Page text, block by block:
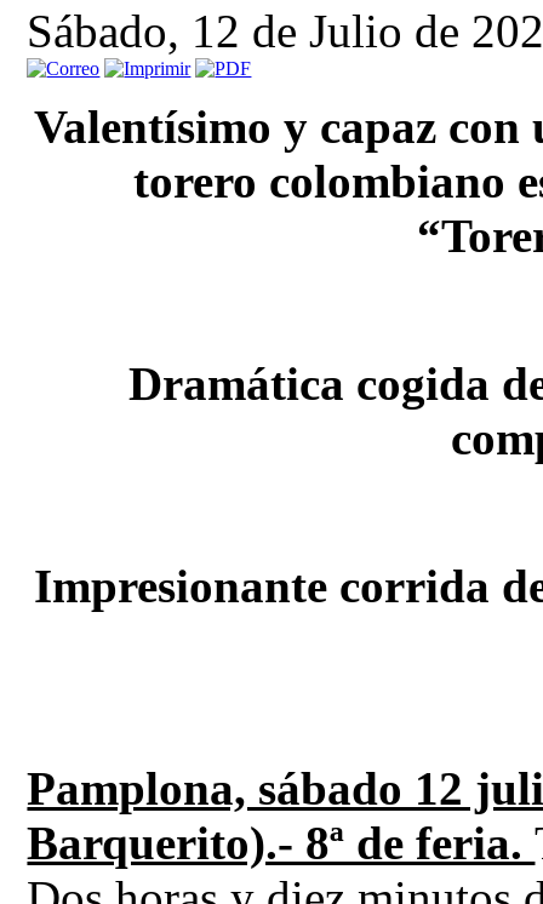
Sábado, 12 de Julio de
Valentísimo y capaz con
torero colombiano
Dramática cogida
Impresionante corrida
Pamplona, sábado 12
Barquerito).- 8ª de feria.